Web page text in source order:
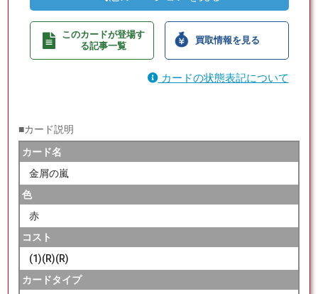
このカードが登場す
る記事一覧
買取情報を見る
カードの状態表記について
■カード説明
カード名
金屑の嵐
色
赤
コスト
(1)(R)(R)
カードタイプ